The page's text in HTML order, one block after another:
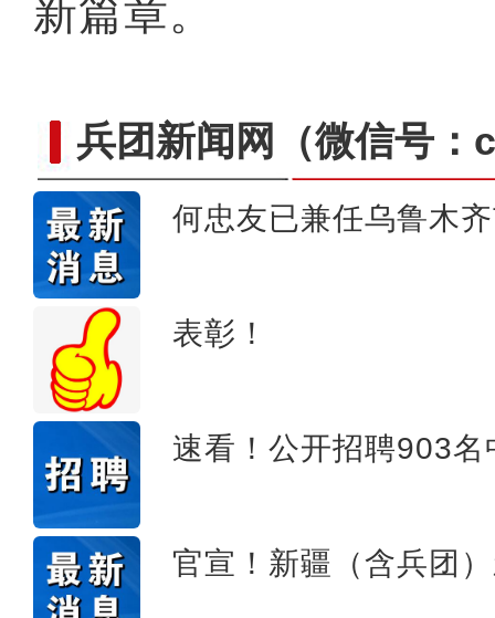
新篇章。
兵团新闻网 （微信号
何忠友已兼任乌鲁木
表彰！
速看！公开招聘903名
官宣！新疆（含兵团